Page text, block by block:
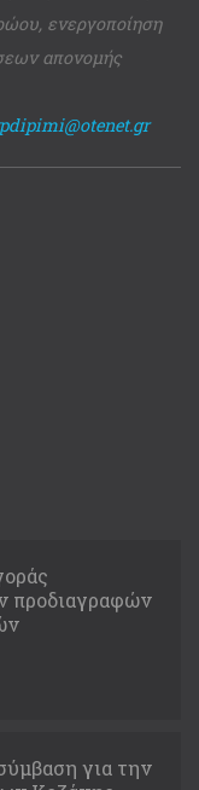
ενεργοποίηση
απονομής
προδιαγραφών
για την